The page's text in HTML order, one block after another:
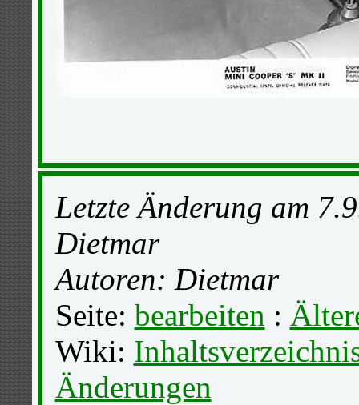
Letzte Änderung am
Dietmar
Autoren: Dietmar
Seite: bearbeiten :
Wiki:
Änderungen